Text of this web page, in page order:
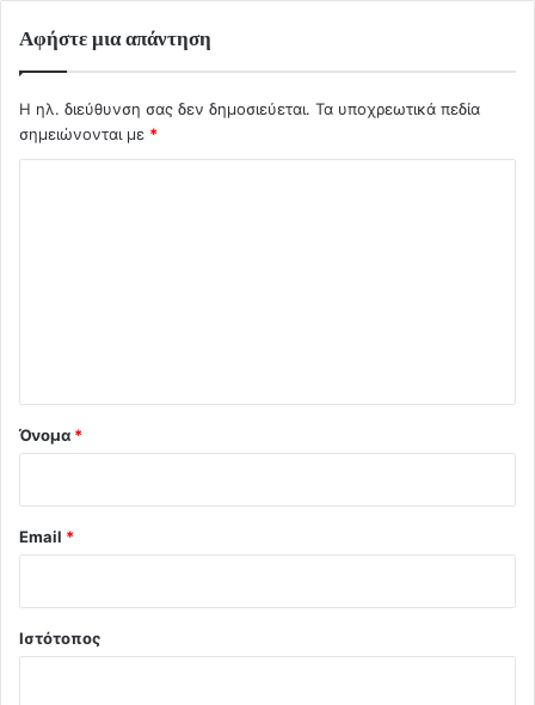
Αφήστε μια απάντηση
Η ηλ. διεύθυνση σας δεν δημοσιεύεται. Τα υποχρεωτικά πεδία
σημειώνονται με *
Όνομα *
Email *
Ιστότοπος